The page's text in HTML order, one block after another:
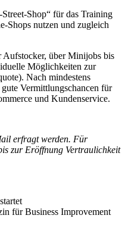
Shop“ für das Training
Shops nutzen und zugleich
über Minijobs bis
Möglichkeiten zur
Nach mindestens
Vermittlungschancen für
und Kundenservice.
erfragt werden. Für
zur Eröffnung Vertraulichkeit
für Business Improvement